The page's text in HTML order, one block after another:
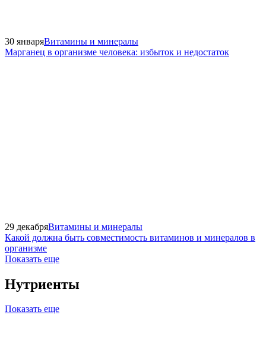
30 январяВитамины и минералы
Марганец в организме человека: избыток и недостаток
29 декабряВитамины и минералы
Какой должна быть совместимость витаминов и минералов в
организме
Показать еще
Нутриенты
Показать еще